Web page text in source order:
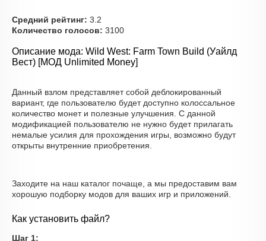
Средний рейтинг: 3.2
Количество голосов: 3100
Описание мода: Wild West: Farm Town Build (Уайлд
Вест) [МОД Unlimited Money]
Данный взлом представляет собой деблокированный
вариант, где пользователю будет доступно колоссальное
количество монет и полезные улучшения. С данной
модификацией пользователю не нужно будет прилагать
немалые усилия для прохождения игры, возможно будут
открыты внутренние приобретения.
Заходите на наш каталог почаще, а мы предоставим вам
хорошую подборку модов для ваших игр и приложений.
Как установить файл?
Шаг 1: